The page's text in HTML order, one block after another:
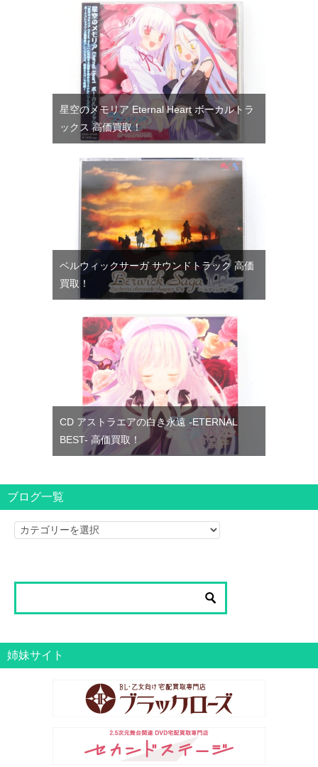
星空のメモリア Eternal Heart ボーカルトラ
ックス 高価買取！
ベルウィックサーガ サウンドトラック 高価
買取！
CD アストラエアの白き永遠 -ETERNAL
BEST- 高価買取！
ブログ一覧
ブ
一
姉妹サイト